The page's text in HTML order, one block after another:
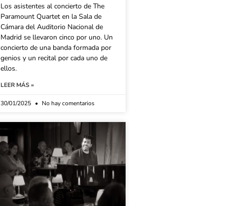
Los asistentes al concierto de The
Paramount Quartet en la Sala de
Cámara del Auditorio Nacional de
Madrid se llevaron cinco por uno. Un
concierto de una banda formada por
genios y un recital por cada uno de
ellos.
LEER MÁS »
30/01/2025 No hay comentarios